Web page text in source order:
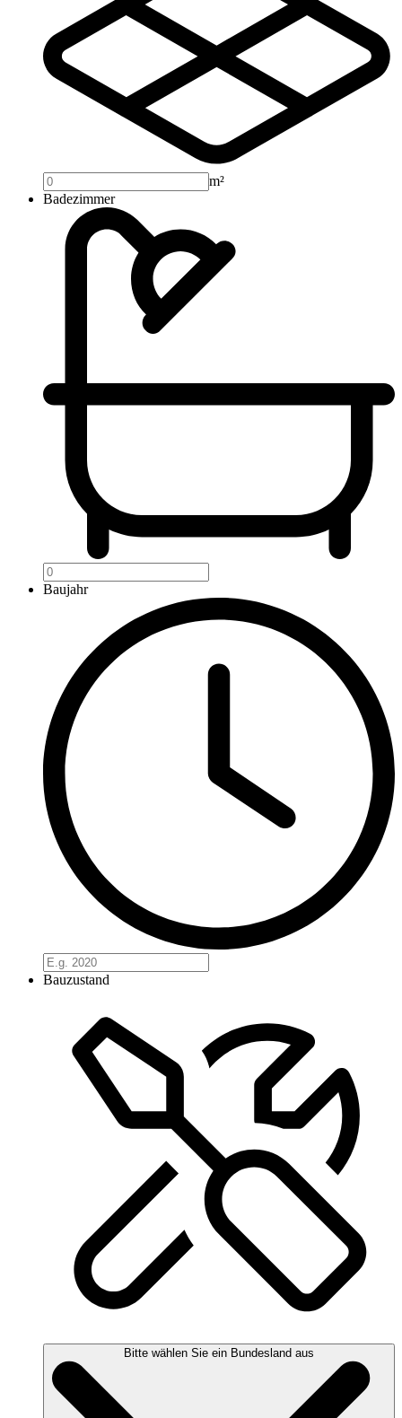
m²
Badezimmer
Baujahr
Bauzustand
Bitte wählen Sie ein Bundesland aus